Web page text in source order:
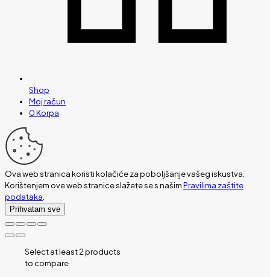
Shop
Moj račun
0Korpa
Ova web stranica koristi kolačiće za poboljšanje vašeg iskustva.
Korištenjem ove web stranice slažete se s našimPravilima zaštite
podataka.
Prihvatam sve
Select at least 2 products
to compare